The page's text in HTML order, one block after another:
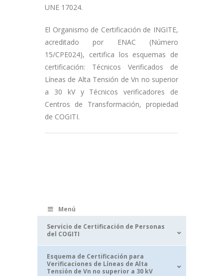
UNE 17024.
El Organismo de Certificación de INGITE,
acreditado por ENAC (Número
15/CPE024), certifica los esquemas de
certificación: Técnicos Verificados de
Líneas de Alta Tensión de Vn no superior
a 30 kV y Técnicos verificadores de
Centros de Transformación, propiedad
de COGITI.
Menú
Servicio de Certificación de Personas
del COGITI
Esquema de Certificación para
Verificaciones de Líneas de Alta
Tensión de Vn no superior a 30 kV